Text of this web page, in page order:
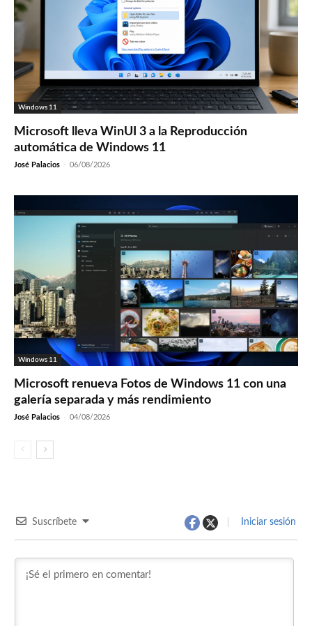
Windows 11
Microsoft lleva WinUI 3 a la Reproducción
automática de Windows 11
José Palacios - 06/08/2026
Windows 11
Microsoft renueva Fotos de Windows 11 con una
galería separada y más rendimiento
José Palacios - 04/08/2026
Suscríbete Iniciar sesión